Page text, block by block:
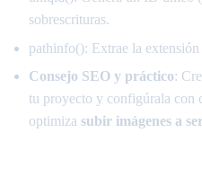
sobrescrituras.
pathinfo(): Extrae la
Consejo SEO y práctico:
tu proyecto y configúrala con
optimiza subir imágenes a